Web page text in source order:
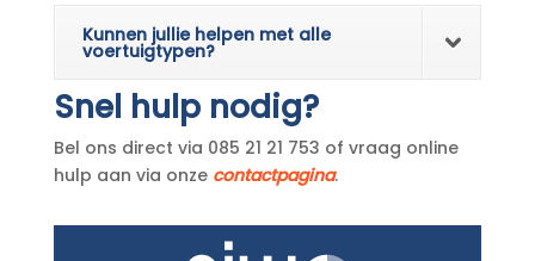
Kunnen jullie helpen met alle
voertuigtypen?
Snel hulp nodig?
Bel ons direct via 085 21 21 753 of vraag online
hulp aan via onze contactpagina.